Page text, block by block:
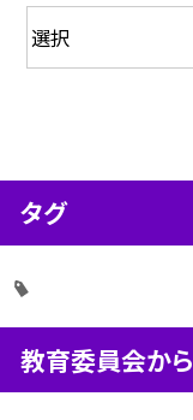
タグ
教育委員会から